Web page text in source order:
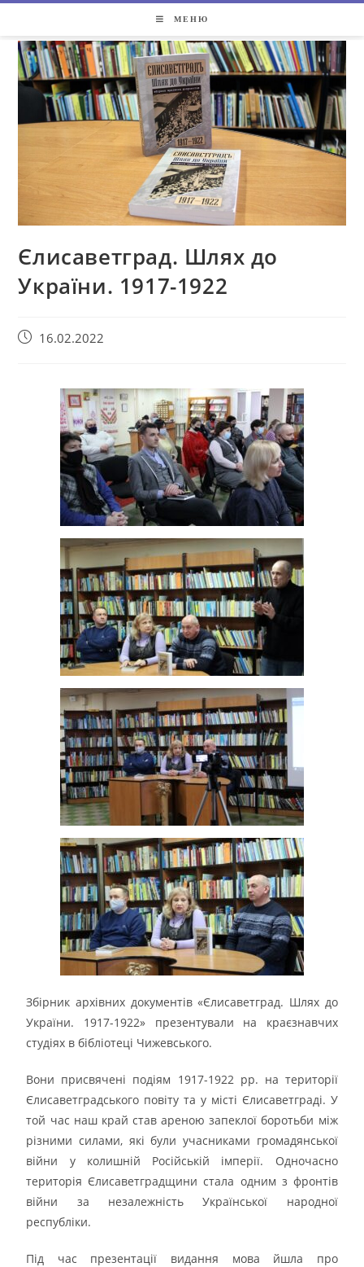
МЕНЮ
Єлисаветград. Шлях до
України. 1917-1922
16.02.2022
Збірник архівних документів «Єлисаветград. Шлях до
України. 1917-1922» презентували на краєзнавчих
студіях в бібліотеці Чижевського.
Вони присвячені подіям 1917-1922 рр. на території
Єлисаветградського повіту та у місті Єлисаветграді. У
той час наш край став ареною запеклої боротьби між
різними силами, які були учасниками громадянської
війни у колишній Російській імперії. Одночасно
територія Єлисаветградщини стала одним з фронтів
війни за незалежність Української народної
республіки.
Під час презентації видання мова йшла про